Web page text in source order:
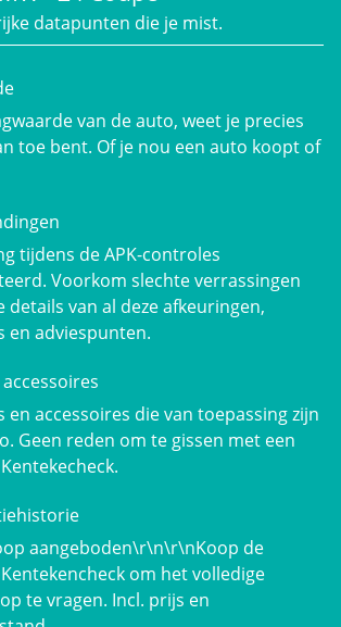
datapunten die je mist.
van de auto, weet je precies
toe bent. Of je nou een auto koopt of
tijdens de APK-controles
Voorkom slechte verrassingen
details van al deze afkeuringen,
en adviespunten.
en accessoires die van toepassing zijn
Geen reden om te gissen met een
aangeboden\r\n\r\nKoop de
om het volledige
te vragen. Incl. prijs en